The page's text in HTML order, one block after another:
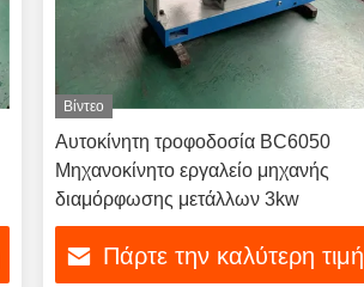
Βίντεο
Αυτοκίνητη τροφοδοσία BC6050
Μηχανοκίνητο εργαλείο μηχανής
διαμόρφωσης μετάλλων 3kw
Πάρτε την καλύτερη τιμή